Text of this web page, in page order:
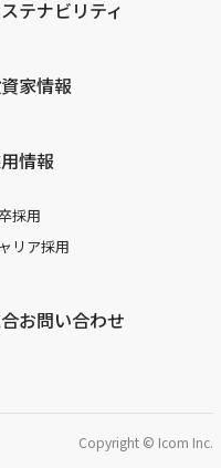
テナビリティ
家情報
情報
採用
リア採用
お問い合わせ
Copyright © Icom Inc.